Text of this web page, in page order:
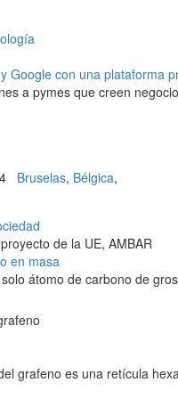
Google con una plataforma
a pymes que creen
Bruselas, Bélgica,
de la UE, AMBAR
en masa
átomo de carbono de
grafeno es una retícula